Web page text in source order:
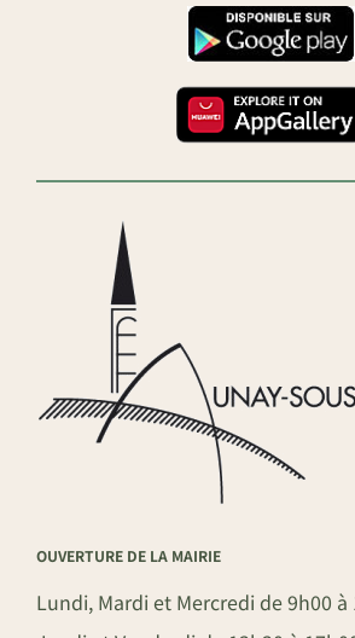
OUVERTURE DE LA MAIRIE
Lundi, Mardi et Mercredi de 9h00 à